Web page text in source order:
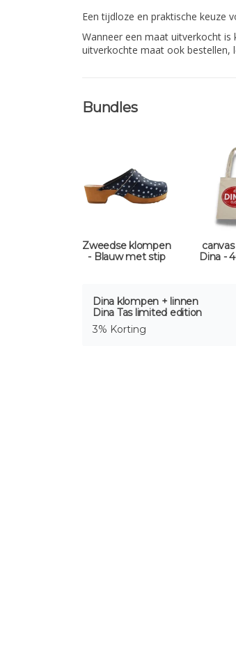
Een tijdloze en praktische keuze
Wanneer een maat uitverkocht is
uitverkochte maat ook bestellen,
Bundles
Zweedse klompen
- Blauw met stip
Dina -
Dina klompen + linnen
Dina Tas limited edition
3% Korting